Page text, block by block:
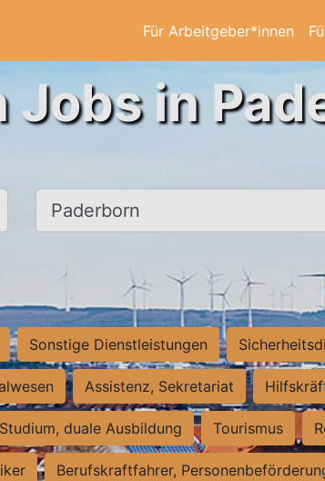
Für Arbeitgeber*innen
Jobs in
Ort, Stadt
Sonstige Dienstleistungen
Assistenz, Sekretariat
duale Ausbildung Tourismus
Berufskraftfahrer,